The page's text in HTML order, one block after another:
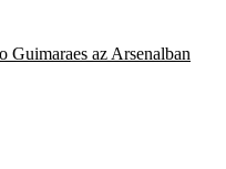
az Arsenalban